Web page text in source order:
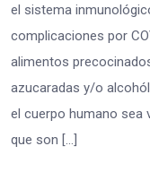
el sistema
complicaciones por
alimentos
azucaradas y/o
el cuerpo humano sea
que son […]